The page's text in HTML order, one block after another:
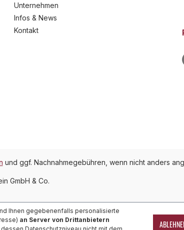
Unternehmen
Infos & News
Kontakt
und ggf. Nachnahmegebühren, wenn nicht anders
GmbH & Co.
Ihnen gegebenenfalls personalisierte
an Server von Drittanbietern